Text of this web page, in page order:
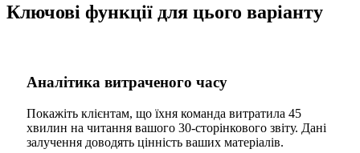
Ключові функції для цього варіанту
Аналітика витраченого часу
Покажіть клієнтам, що їхня команда витратила 45
хвилин на читання вашого 30-сторінкового звіту. Дані
залучення доводять цінність ваших матеріалів.